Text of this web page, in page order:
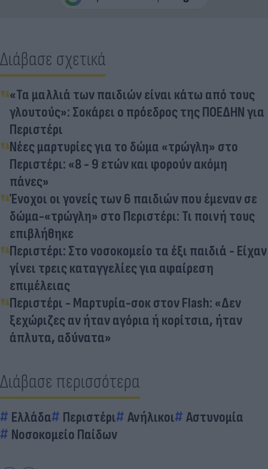
Διάβασε σχετικά
«Τα μαλλιά των παιδιών είναι κάτω από τους
γλουτούς»: Σοκάρει ο πρόεδρος της ΠΟΕΔΗΝ για
Περιστέρι
Νέες μαρτυρίες για το δώμα «τρώγλη» στο
Περιστέρι: «8 - 9 ετών και φορούν ακόμη
πάνες»
Ένοχοι οι γονείς των 6 παιδιών που έμεναν σε
δώμα-«τρώγλη» στο Περιστέρι: Τι ποινή τους
επιβλήθηκε
Περιστέρι: Στο νοσοκομείο τα έξι παιδιά - Είχαν
γίνει τρεις καταγγελίες για αφαίρεση
επιμέλειας
Περιστέρι - Μαρτυρία-σοκ στον Flash: «Δεν
ξεχώριζες αν ήταν αγόρια ή κορίτσια, ήταν
άπλυτα, αδύνατα»
Διάβασε περισσότερα
Ελλάδα Περιστέρι Ανήλικοι
Αστυνομία
Νοσοκομείο Παίδων